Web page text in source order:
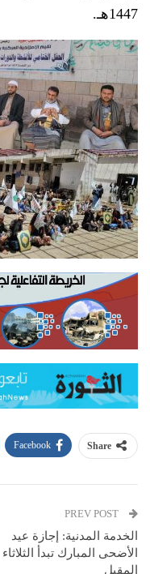
1447هـ.
Share
Facebook
الخدمة المدنية: إجازة عيد
الأضحى المبارك تبدأ الثلاثاء
المقبل